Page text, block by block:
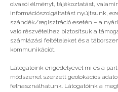
olvasói élményt, tájékoztatást,
információszolgáltatást nyújtsunk,
szándék/regisztráció esetén – a
való részvételhez biztosítsuk a
számlázási feltételeket és a
kommunikációt.
Látogatóink engedélyével mi és a
módszerrel szerzett geolokációs
felhasználhatunk. Látogatóink a